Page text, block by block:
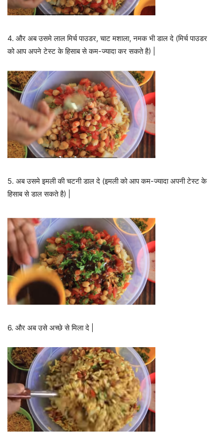
4. और अब उसमे लाल मिर्च पाउडर, चाट मशाला, नमक भी डाल दे (मिर्च पाउडर
को आप अपने टेस्ट के हिसाब से कम-ज्यादा कर सकते है) |
5. अब उसमे इमली की चटनी डाल दे (इमली को आप कम-ज्यादा अपनी टेस्ट के
हिसाब से डाल सकते है) |
6. और अब उसे अच्छे से मिला दे |